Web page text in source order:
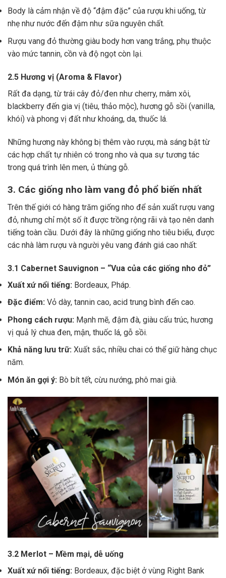
Body là cảm nhận về độ “đậm đặc” của rượu khi uống, từ
nhẹ như nước đến đậm như sữa nguyên chất.
Rượu vang đỏ thường giàu body hơn vang trắng, phụ thuộc
vào mức tannin, cồn và độ ngọt còn lại.
2.5 Hương vị (Aroma & Flavor)
Rất đa dạng, từ trái cây đỏ/đen như cherry, mâm xôi,
blackberry đến gia vị (tiêu, thảo mộc), hương gỗ sồi (vanilla,
khói) và phong vị đất như khoáng, da, thuốc lá.
Những hương này không bị thêm vào rượu, mà sáng bật từ
các hợp chất tự nhiên có trong nho và qua sự tương tác
trong quá trình lên men, ủ thùng gỗ.
3. Các giống nho làm vang đỏ phổ biến nhất
Trên thế giới có hàng trăm giống nho để sản xuất rượu vang
đỏ, nhưng chỉ một số ít được trồng rộng rãi và tạo nên danh
tiếng toàn cầu. Dưới đây là những giống nho tiêu biểu, được
các nhà làm rượu và người yêu vang đánh giá cao nhất:
3.1 Cabernet Sauvignon – “Vua của các giống nho đỏ”
Xuất xứ nổi tiếng: Bordeaux, Pháp.
Đặc điểm: Vỏ dày, tannin cao, acid trung bình đến cao.
Phong cách rượu: Mạnh mẽ, đậm đà, giàu cấu trúc, hương
vị quả lý chua đen, mận, thuốc lá, gỗ sồi.
Khả năng lưu trữ: Xuất sắc, nhiều chai có thể giữ hàng chục
năm.
Món ăn gợi ý: Bò bít tết, cừu nướng, phô mai già.
3.2 Merlot – Mềm mại, dễ uống
Xuất xứ nổi tiếng: Bordeaux, đặc biệt ở vùng Right Bank